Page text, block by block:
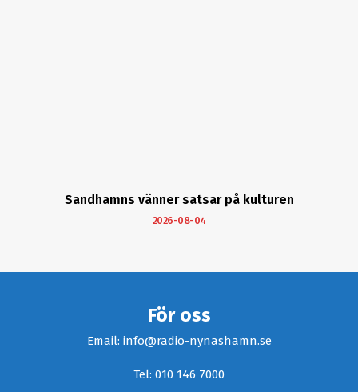
Sandhamns vänner satsar på kulturen
2026-08-04
För oss
Email: info@radio-nynashamn.se
Tel: 010 146 7000